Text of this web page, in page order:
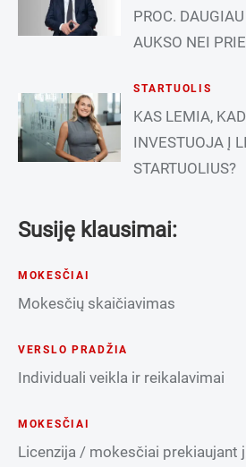
PROC.
AUKSO NEI
STARTUOLIS
KAS LEMIA,
INVESTUOJA Į
STARTUOLIUS?
Susiję klausimai:
MOKESČIAI
Mokesčių skaičiavimas
VERSLO PRADŽIA
Individuali veikla ir reikalavimai
MOKESČIAI
Licenzija / mokesčiai prekiaujant